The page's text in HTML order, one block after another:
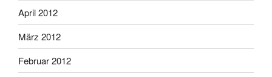
April 2012
März 2012
Februar 2012